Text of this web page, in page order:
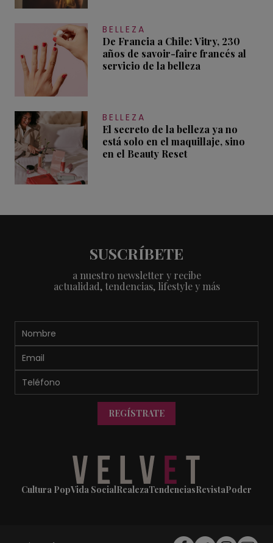
BELLEZA
De Francia a Chile: Vitry, 230
años de savoir-faire francés al
servicio de la belleza
BELLEZA
El secreto de la belleza ya no
está solo en el maquillaje, sino
en el Beauty Reset
SUSCRÍBETE
a nuestro newsletter y recibe
actualidad, tendencias, lifestyle y más
REGÍSTRATE
Cultura PopVida SocialRealezaTendenciasRevistaPoder